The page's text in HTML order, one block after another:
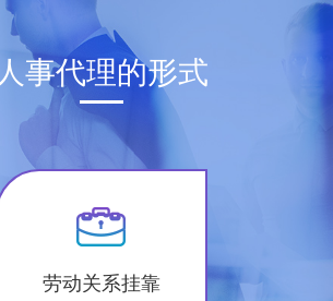
人事代理的形式
劳动关系挂靠